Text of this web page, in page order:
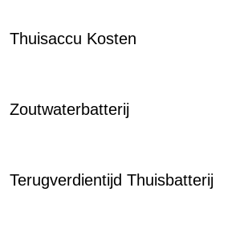
Thuisaccu Kosten
Zoutwaterbatterij
Terugverdientijd Thuisbatterij